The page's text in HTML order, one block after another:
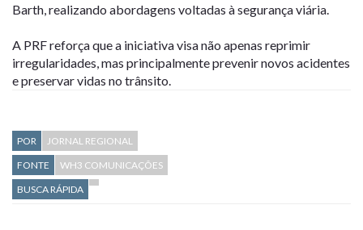
Barth, realizando abordagens voltadas à segurança viária.
A PRF reforça que a iniciativa visa não apenas reprimir
irregularidades, mas principalmente prevenir novos acidentes
e preservar vidas no trânsito.
POR
JORNAL REGIONAL
FONTE
WH3 COMUNICAÇÕES
BUSCA RÁPIDA